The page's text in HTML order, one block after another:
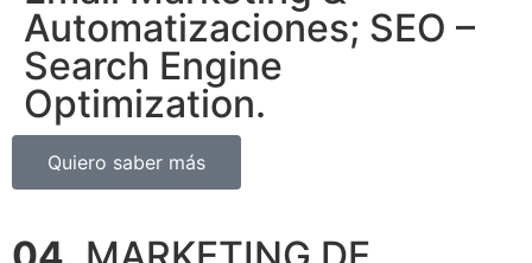
Automatizaciones; SEO –
Search Engine
Optimization.
Quiero saber más